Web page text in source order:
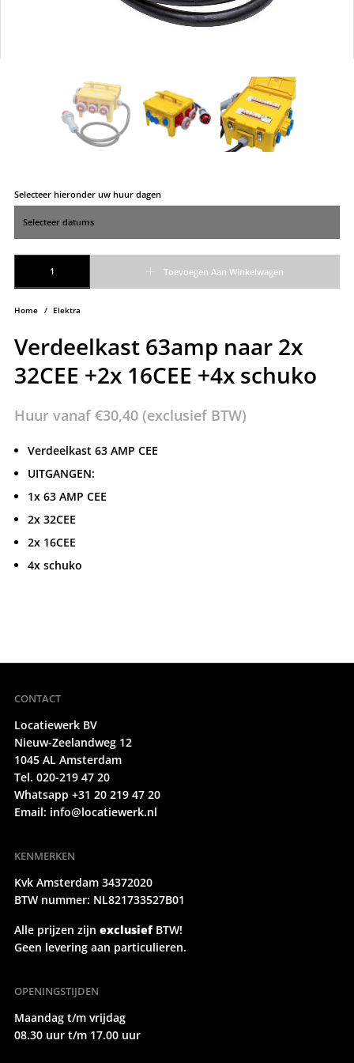
Home / Elektra
Verdeelkast 63amp naar 2x
32CEE +2x 16CEE +4x schuko
Huur vanaf €30,40(exclusief BTW)
Verdeelkast 63 AMP CEE
UITGANGEN:
1x 63 AMP CEE
2x 32CEE
2x 16CEE
4x schuko
Selecteer hieronder uw huur dagen
Verdeelkast 63amp naar 2x 32CEE +2x 16CEE +4x schuko aantal
Toevoegen Aan Winkelwagen
CONTACT
Locatiewerk BV
Nieuw-Zeelandweg 12
1045 AL Amsterdam
Tel. 020-219 47 20
Whatsapp +31 20 219 47 20
Email: info@locatiewerk.nl
KENMERKEN
Kvk Amsterdam 34372020
BTW nummer: NL821733527B01
Alle prijzen zijn exclusiefBTW!
Geen levering aan particulieren.
OPENINGSTIJDEN
Maandag t/m vrijdag
08.30 uur t/m 17.00 uur